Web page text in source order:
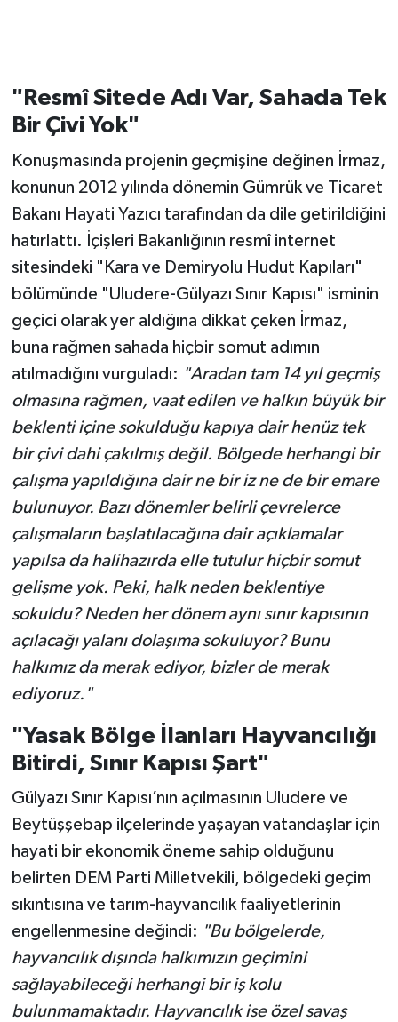
"Resmî Sitede Adı Var, Sahada Tek
Bir Çivi Yok"
Konuşmasında projenin geçmişine değinen İrmaz,
konunun 2012 yılında dönemin Gümrük ve Ticaret
Bakanı Hayati Yazıcı tarafından da dile getirildiğini
hatırlattı. İçişleri Bakanlığının resmî internet
sitesindeki "Kara ve Demiryolu Hudut Kapıları"
bölümünde "Uludere-Gülyazı Sınır Kapısı" isminin
geçici olarak yer aldığına dikkat çeken İrmaz,
buna rağmen sahada hiçbir somut adımın
atılmadığını vurguladı: "Aradan tam 14 yıl geçmiş
olmasına rağmen, vaat edilen ve halkın büyük bir
beklenti içine sokulduğu kapıya dair henüz tek
bir çivi dahi çakılmış değil. Bölgede herhangi bir
çalışma yapıldığına dair ne bir iz ne de bir emare
bulunuyor. Bazı dönemler belirli çevrelerce
çalışmaların başlatılacağına dair açıklamalar
yapılsa da halihazırda elle tutulur hiçbir somut
gelişme yok. Peki, halk neden beklentiye
sokuldu? Neden her dönem aynı sınır kapısının
açılacağı yalanı dolaşıma sokuluyor? Bunu
halkımız da merak ediyor, bizler de merak
ediyoruz."
"Yasak Bölge İlanları Hayvancılığı
Bitirdi, Sınır Kapısı Şart"
Gülyazı Sınır Kapısı’nın açılmasının Uludere ve
Beytüşşebap ilçelerinde yaşayan vatandaşlar için
hayati bir ekonomik öneme sahip olduğunu
belirten DEM Parti Milletvekili, bölgedeki geçim
sıkıntısına ve tarım-hayvancılık faaliyetlerinin
engellenmesine değindi: "Bu bölgelerde,
hayvancılık dışında halkımızın geçimini
sağlayabileceği herhangi bir iş kolu
bulunmamaktadır. Hayvancılık ise özel savaş